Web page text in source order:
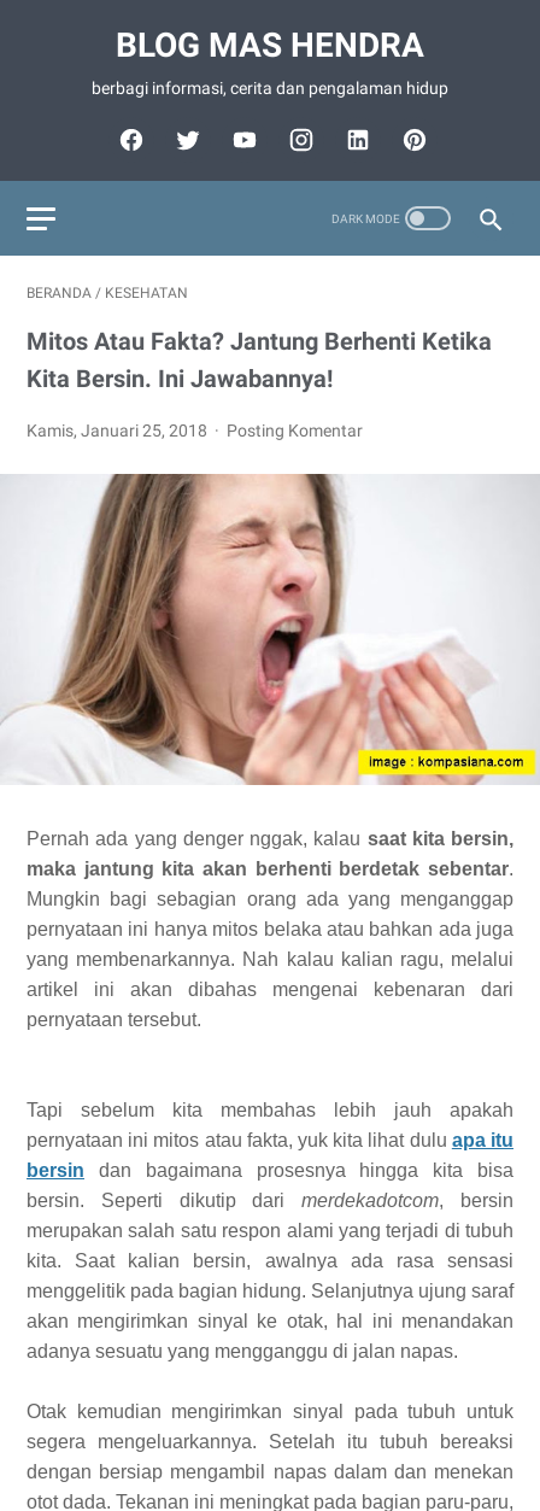
BLOG MAS HENDRA
berbagi informasi, cerita dan pengalaman hidup
BERANDA / KESEHATAN
Mitos Atau Fakta? Jantung Berhenti Ketika
Kita Bersin. Ini Jawabannya!
Kamis, Januari 25, 2018 Posting Komentar
Pernah ada yang denger nggak, kalau saat kita bersin,
maka jantung kita akan berhenti berdetak sebentar.
Mungkin bagi sebagian orang ada yang menganggap
pernyataan ini hanya mitos belaka atau bahkan ada juga
yang membenarkannya. Nah kalau kalian ragu, melalui
artikel ini akan dibahas mengenai kebenaran dari
pernyataan tersebut.
Tapi sebelum kita membahas lebih jauh apakah
pernyataan ini mitos atau fakta, yuk kita lihat dulu apa itu
bersin dan bagaimana prosesnya hingga kita bisa
bersin. Seperti dikutip darimerdekadotcom, bersin
merupakan salah satu respon alami yang terjadi di tubuh
kita. Saat kalian bersin, awalnya ada rasa sensasi
menggelitik pada bagian hidung. Selanjutnya ujung saraf
akan mengirimkan sinyal ke otak, hal ini menandakan
adanya sesuatu yang mengganggu di jalan napas.
Otak kemudian mengirimkan sinyal pada tubuh untuk
segera mengeluarkannya. Setelah itu tubuh bereaksi
dengan bersiap mengambil napas dalam dan menekan
otot dada. Tekanan ini meningkat pada bagian paru-paru,